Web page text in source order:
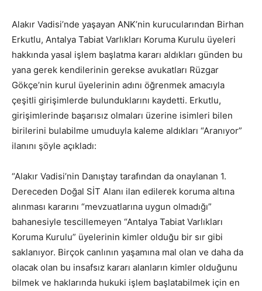
Alakır Vadisi’nde yaşayan ANK’nin kurucularından Birhan
Erkutlu, Antalya Tabiat Varlıkları Koruma Kurulu üyeleri
hakkında yasal işlem başlatma kararı aldıkları günden bu
yana gerek kendilerinin gerekse avukatları Rüzgar
Gökçe’nin kurul üyelerinin adını öğrenmek amacıyla
çeşitli girişimlerde bulunduklarını kaydetti. Erkutlu,
girişimlerinde başarısız olmaları üzerine isimleri bilen
birilerini bulabilme umuduyla kaleme aldıkları “Aranıyor”
ilanını şöyle açıkladı:
“Alakır Vadisi’nin Danıştay tarafından da onaylanan 1.
Dereceden Doğal SİT Alanı ilan edilerek koruma altına
alınması kararını “mevzuatlarına uygun olmadığı”
bahanesiyle tescillemeyen “Antalya Tabiat Varlıkları
Koruma Kurulu” üyelerinin kimler olduğu bir sır gibi
saklanıyor. Birçok canlının yaşamına mal olan ve daha da
olacak olan bu insafsız kararı alanların kimler olduğunu
bilmek ve haklarında hukuki işlem başlatabilmek için en